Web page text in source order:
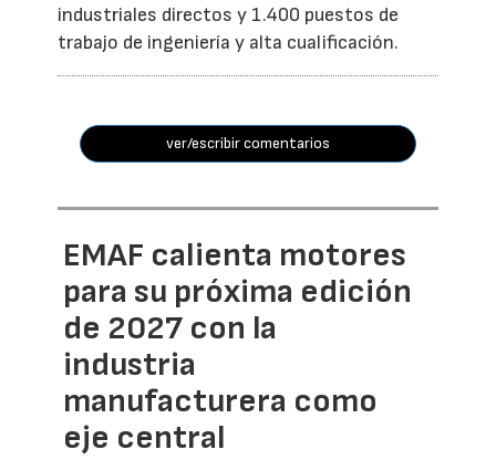
industriales directos y 1.400 puestos de
trabajo de ingeniería y alta cualificación.
ver/escribir comentarios
EMAF calienta motores
para su próxima edición
de 2027 con la
industria
manufacturera como
eje central